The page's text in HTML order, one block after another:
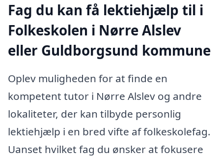
Fag du kan få lektiehjælp til i
Folkeskolen i Nørre Alslev
eller Guldborgsund kommune
Oplev muligheden for at finde en
kompetent tutor i Nørre Alslev og andre
lokaliteter, der kan tilbyde personlig
lektiehjælp i en bred vifte af folkeskolefag.
Uanset hvilket fag du ønsker at fokusere